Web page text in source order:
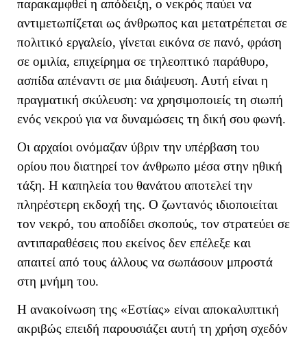
παρακαμφθεί η απόδειξη, ο νεκρός παύει να
αντιμετωπίζεται ως άνθρωπος και μετατρέπεται σε
πολιτικό εργαλείο, γίνεται εικόνα σε πανό, φράση
σε ομιλία, επιχείρημα σε τηλεοπτικό παράθυρο,
ασπίδα απέναντι σε μια διάψευση. Αυτή είναι η
πραγματική σκύλευση: να χρησιμοποιείς τη σιωπή
ενός νεκρού για να δυναμώσεις τη δική σου φωνή.
Οι αρχαίοι ονόμαζαν ύβριν την υπέρβαση του
ορίου που διατηρεί τον άνθρωπο μέσα στην ηθική
τάξη. Η καπηλεία του θανάτου αποτελεί την
πληρέστερη εκδοχή της. Ο ζωντανός ιδιοποιείται
τον νεκρό, του αποδίδει σκοπούς, τον στρατεύει σε
αντιπαραθέσεις που εκείνος δεν επέλεξε και
απαιτεί από τους άλλους να σωπάσουν μπροστά
στη μνήμη του.
Η ανακοίνωση της «Εστίας» είναι αποκαλυπτική
ακριβώς επειδή παρουσιάζει αυτή τη χρήση σχεδόν